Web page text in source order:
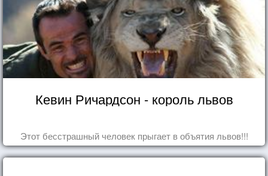
Кевин Ричардсон - король львов
Этот бесстрашный человек прыгает в объятия львов!!!